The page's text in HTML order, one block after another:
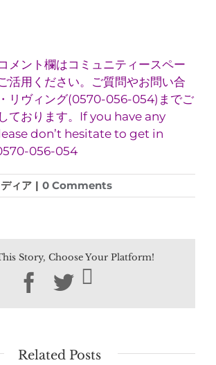
メント欄はコミュニティースペー
活用ください。ご質問やお問い合
リヴィング(0570-056-054)までご
ております。If you have any
don’t hesitate to get in
056-054
ィア | 0 Comments
Story, Choose Your Platform!
Facebook
Twitter
Related Posts